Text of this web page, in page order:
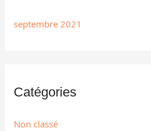
septembre 2021
Catégories
Non classé